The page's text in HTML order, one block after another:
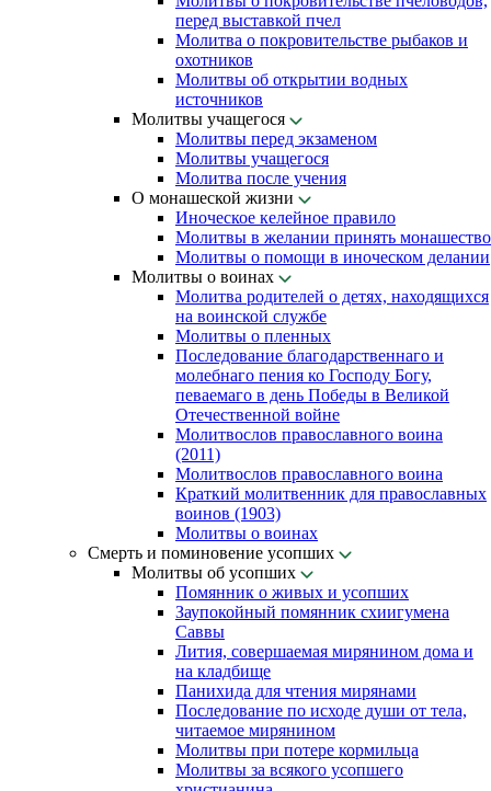
перед выставкой пчел
Молитва о покровительстве рыбаков и
охотников
Молитвы об открытии водных
источников
Молитвы учащегося
Молитвы перед экзаменом
Молитвы учащегося
Молитва после учения
О монашеской жизни
Иноческое келейное правило
Молитвы в желании принять монашество
Молитвы о помощи в иноческом делании
Молитвы о воинах
Молитва родителей о детях, находящихся
на воинской службе
Молитвы о пленных
Последование благодарственнаго и
молебнаго пения ко Господу Богу,
певаемаго в день Победы в Великой
Отечественной войне
Молитвослов православного воина
(2011)
Молитвослов православного воина
Краткий молитвенник для православных
воинов (1903)
Молитвы о воинах
Смерть и поминовение усопших
Молитвы об усопших
Помянник о живых и усопших
Заупокойный помянник схиигумена
Саввы
Лития, совершаемая мирянином дома и
на кладбище
Панихида для чтения мирянами
Последование по исходе души от тела,
читаемое мирянином
Молитвы при потере кормильца
Молитвы за всякого усопшего